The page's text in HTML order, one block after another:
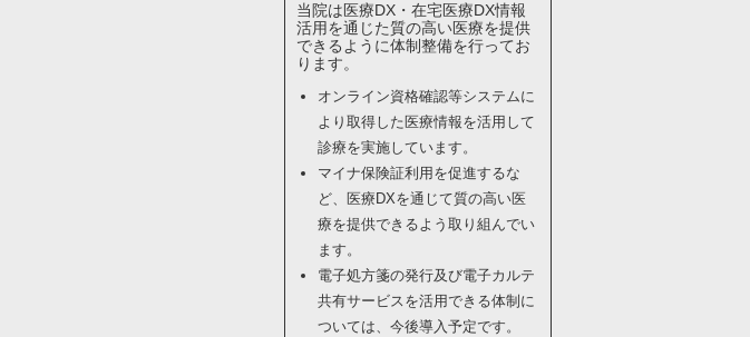
当院は医療DX・在宅医療DX情報
活用を通じた質の高い医療を提供
できるように体制整備を行ってお
ります。
オンライン資格確認等システムに
より取得した医療情報を活用して
診療を実施しています。
マイナ保険証利用を促進するな
ど、医療DXを通じて質の高い医
療を提供できるよう取り組んでい
ます。
電子処方箋の発行及び電子カルテ
共有サービスを活用できる体制に
ついては、今後導入予定です。